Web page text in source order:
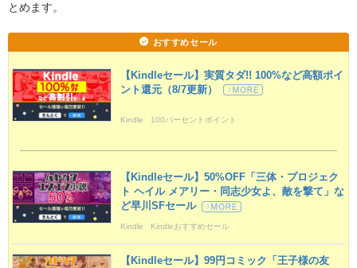
とめます。
おすすめセール
【Kindleセール】実質タダ!! 100%など高額ポイ
ント還元（8/7更新）
Kindle 100パーセントポイント
【Kindleセール】50%OFF「三体・プロジェク
ト ヘイル メアリー・同志少女よ、敵を撃て」な
ど早川SFセール
Kindle Kindleおすすめセール
【Kindleセール】99円コミック「王子様の友